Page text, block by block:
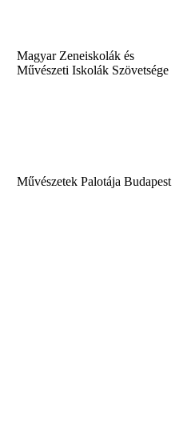
Magyar Zeneiskolák és
Művészeti Iskolák Szövetsége
Művészetek Palotája Budapest